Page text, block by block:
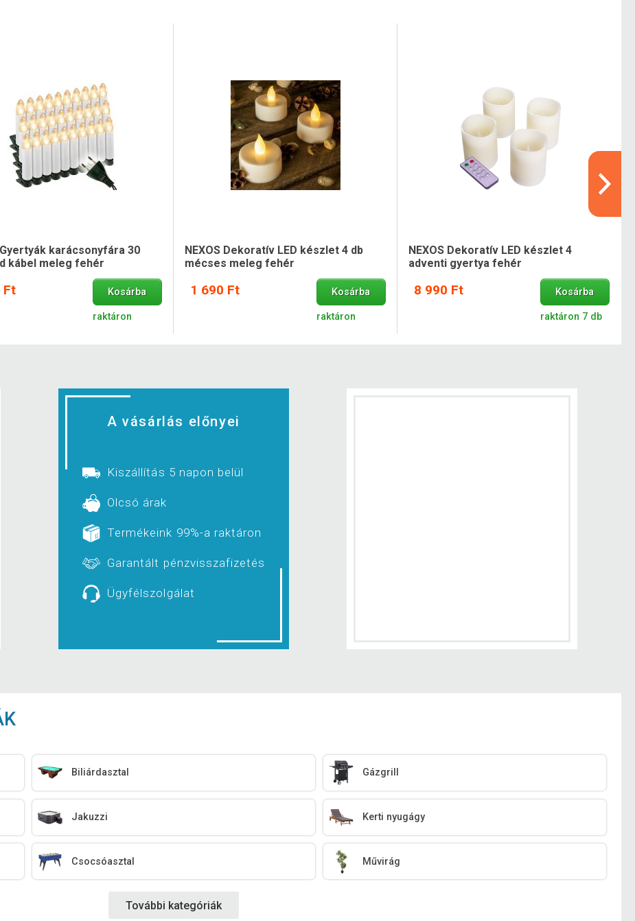
Gyertyák karácsonyfára 30
kábel meleg fehér
Ft Kosárba
raktáron
NEXOS Dekoratív LED készlet 4 db
mécses meleg fehér
1 690 Ft Kosárba
raktáron
NEXOS Dekoratív LED készlet 4
adventi gyertya fehér
8 990 Ft Kosárba
raktáron 7 db
A vásárlás előnyei
Kiszállítás 5 napon belül
Olcsó árak
Termékeink 99%-a raktáron
Garantált pénzvisszafizetés
Ügyfélszolgálat
Biliárdasztal Gázgrill
Jakuzzi Kerti nyugágy
Csocsóasztal Művirág
További kategóriák